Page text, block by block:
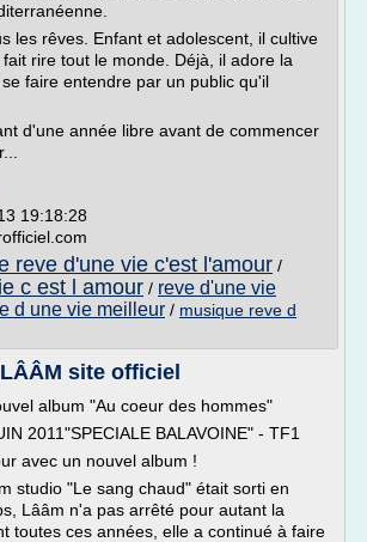
les rêves. Enfant et adolescent, il cultive
rire tout le monde. Déjà, il adore la
faire entendre par un public qu'il
d'une année libre avant de commencer
19:18:28
reve d'une vie c'est l'amour /
c est l amour / reve d'une vie
d une vie meilleur / musique reve d
site officiel
album "Au coeur des hommes"
2011"SPECIALE BALAVOINE" - TF1
avec un nouvel album !
studio "Le sang chaud" était sorti en
Lââm n'a pas arrêté pour autant la
toutes ces années, elle a continué à faire